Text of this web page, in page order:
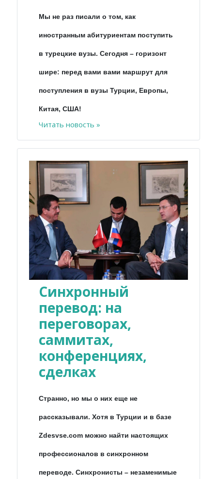
Мы не раз писали о том, как
иностранным абитуриентам поступить
в турецкие вузы. Сегодня – горизонт
шире: перед вами вами маршрут для
поступления в вузы Турции, Европы,
Китая, США!
Читать новость »
Синхронный
перевод: на
переговорах,
саммитах,
конференциях,
сделках
Странно, но мы о них еще не
рассказывали. Хотя в Турции и в базе
Zdesvse.com можно найти настоящих
профессионалов в синхронном
переводе. Синхронисты – незаменимые